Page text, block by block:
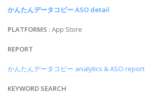
かんたんデータコピー ASO detail
PLATFORMS : App Store
REPORT
かんたんデータコピー analytics & ASO report
KEYWORD SEARCH